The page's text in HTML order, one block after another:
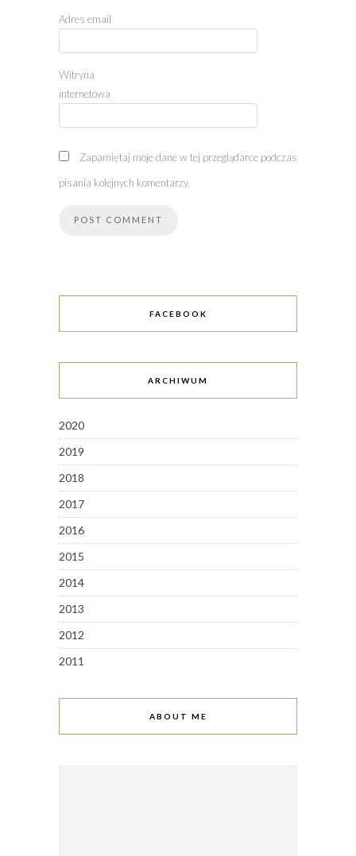
Adres email
Witryna
internetowa
Zapamiętaj moje dane w tej przeglądarce podczas
pisania kolejnych komentarzy.
FACEBOOK
ARCHIWUM
2020
2019
2018
2017
2016
2015
2014
2013
2012
2011
ABOUT ME